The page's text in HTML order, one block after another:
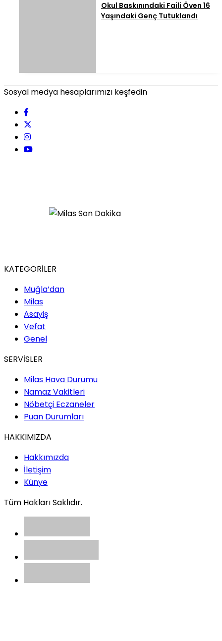
Okul Baskınındaki Faili Öven 16
Yaşındaki Genç Tutuklandı
Sosyal medya hesaplarımızı keşfedin
KATEGORİLER
Muğla’dan
Milas
Asayiş
Vefat
Genel
SERVİSLER
Milas Hava Durumu
Namaz Vakitleri
Nöbetçi Eczaneler
Puan Durumları
HAKKIMIZDA
Hakkımızda
İletişim
Künye
Tüm Hakları Saklıdır.